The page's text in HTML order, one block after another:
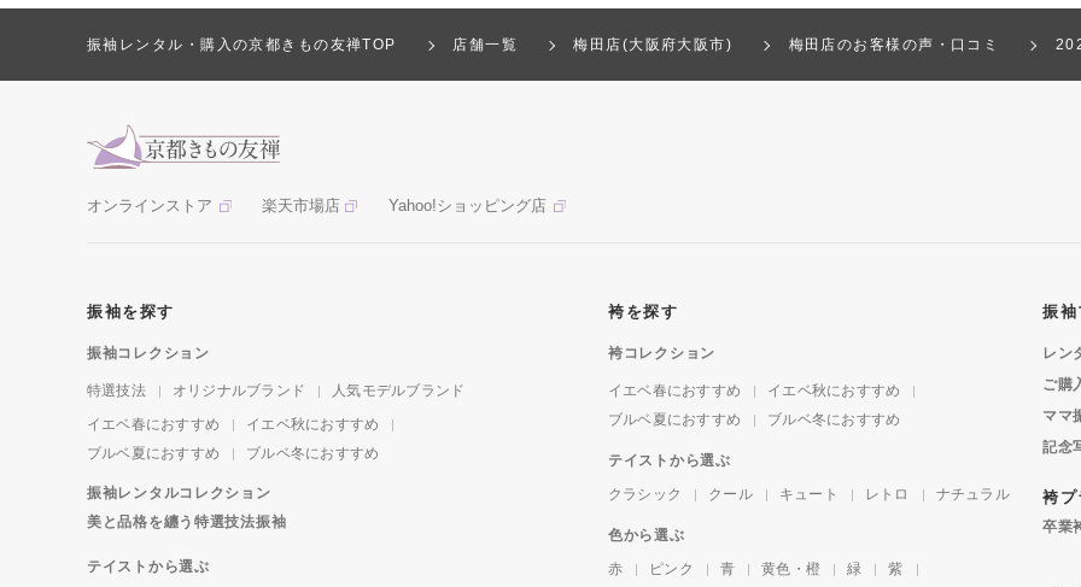
振袖レンタル・購入の京都きもの友禅TOP 店舗一覧 梅田店(大阪府大阪市) 梅田店のお客様の声・口コミ
オンラインストア 楽天市場店 Yahoo!ショッピング店
振袖を探す
振袖コレクション
特選技法 オリジナルブランド
人気モデルブランド
イエベ春におすすめ
イエベ秋におすすめ
ブルベ夏におすすめ
ブルベ冬におすすめ
振袖レンタルコレクション
美と品格を纏う特選技法振袖
テイストから選ぶ
袴を探す
袴コレクション
イエベ春におすすめ
イエベ秋におすすめ
ブルベ夏におすすめ
ブルベ冬におすすめ
テイストから選ぶ
クラシック
クール キュート レトロ ナチュラル
色から選ぶ
赤
ピンク 青 黄色・橙 緑
紫
振袖
レン
ご購
ママ
記念
袴プ
卒業